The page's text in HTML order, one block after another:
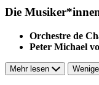
Die
Orchestre de
Peter Michael
Mehr lesen